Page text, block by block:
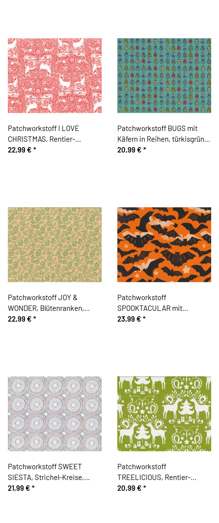
Patchworkstoff I LOVE
CHRISTMAS, Rentier-
Ornamente, Cori Dantini
22,99 € *
Patchworkstoff BUGS mit
Käfern in Reihen, türkisgrün-
gelb
20,99 € *
Patchworkstoff JOY &
WONDER, Blütenranken,
grasgrün, Cori Dantini
22,99 € *
Patchworkstoff
SPOOKTACULAR mit
Fledermäusen, gedecktes
23,99 € *
Patchworkstoff SWEET
SIESTA, Strichel-Kreise,
hellgrau
21,99 € *
Patchworkstoff
TREELICIOUS, Rentier-
Ornament, maigrün-weiß
20,99 € *